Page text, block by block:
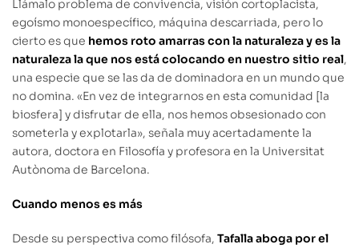
Llámalo problema de convivencia, visión cortoplacista,
egoísmo monoespecífico, máquina descarriada, pero lo
cierto es que hemos roto amarras con la naturaleza y es la
naturaleza la que nos está colocando en nuestro sitio real,
una especie que se las da de dominadora en un mundo que
no domina. «En vez de integrarnos en esta comunidad [la
biosfera] y disfrutar de ella, nos hemos obsesionado con
someterla y explotarla», señala muy acertadamente la
autora, doctora en Filosofía y profesora en la Universitat
Autònoma de Barcelona.
Cuando menos es más
Desde su perspectiva como filósofa, Tafalla aboga por el